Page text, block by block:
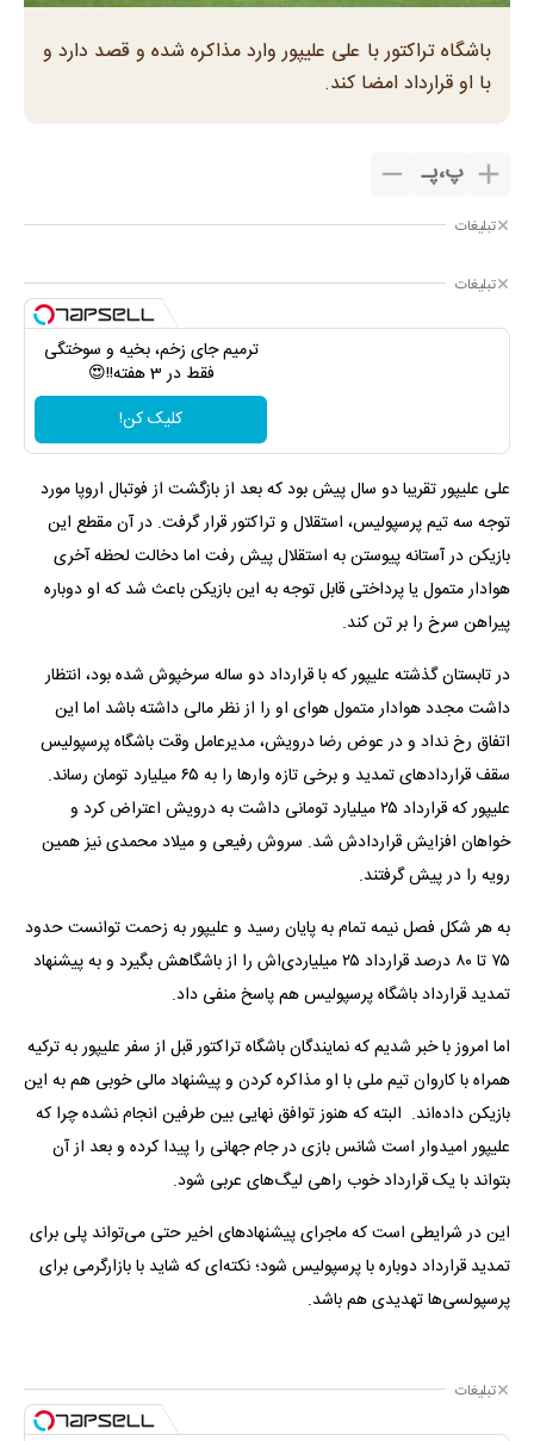
باشگاه تراکتور با علی علیپور وارد مذاکره شده و قصد دارد و
با او قرارداد امضا کند.
پ،پـ
تبلیغات
تبلیغات
ترمیم جای زخم، بخیه و سوختگی
فقط در 3 هفته!!😍
کلیک کن!
علی علیپور تقریبا دو سال پیش بود که بعد از بازگشت از فوتبال اروپا مورد
توجه سه تیم پرسپولیس، استقلال و تراکتور قرار گرفت. در آن مقطع این
بازیکن در آستانه پیوستن به استقلال پیش رفت اما دخالت لحظه آخری
هوادار متمول یا پرداختی قابل توجه به این بازیکن باعث شد که او دوباره
پیراهن سرخ را بر تن کند.
در تابستان گذشته علیپور که با قرارداد دو ساله سرخپوش شده بود، انتظار
داشت مجدد هوادار متمول هوای او را از نظر مالی داشته باشد اما این
اتفاق رخ نداد و در عوض رضا درویش، مدیرعامل وقت باشگاه پرسپولیس
سقف قراردادهای تمدید و برخی تازه وارها را به ۶۵ میلیارد تومان رساند.
علیپور که قرارداد ۲۵ میلیارد تومانی داشت به درویش اعتراض کرد و
خواهان افزایش قراردادش شد. سروش رفیعی و میلاد محمدی نیز همین
رویه را در پیش گرفتند.
به هر شکل فصل نیمه تمام به پایان رسید و علیپور به زحمت توانست حدود
۷۵ تا ۸۰ درصد قرارداد ۲۵ میلیاردی‌اش را از باشگاهش بگیرد و به پیشنهاد
تمدید قرارداد باشگاه پرسپولیس هم پاسخ منفی داد.
اما امروز با خبر شدیم که نمایندگان باشگاه تراکتور قبل از سفر علیپور به ترکیه
همراه با کاروان تیم ملی با او مذاکره کردن و پیشنهاد مالی خوبی هم به این
بازیکن داده‌اند. البته که هنوز توافق نهایی بین طرفین انجام نشده چرا که
علیپور امیدوار است شانس بازی در جام جهانی را پیدا کرده و بعد از آن
بتواند با یک قرارداد خوب راهی لیگ‌های عربی شود.
این در شرایطی است که ماجرای پیشنهادهای اخیر حتی می‌تواند پلی برای
تمدید قرارداد دوباره با پرسپولیس شود؛ نکته‌ای که شاید با بازارگرمی برای
پرسپولسی‌ها تهدیدی هم باشد.
تبلیغات